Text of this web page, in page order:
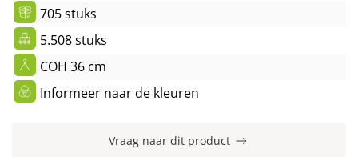
705 stuks
5.508 stuks
COH 36 cm
Informeer naar de kleuren
Vraag naar dit product